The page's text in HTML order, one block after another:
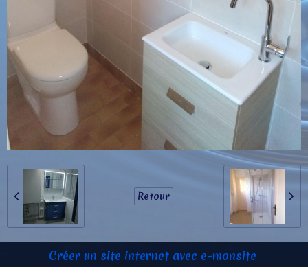
Retour
Créer un site internet avec e-monsite